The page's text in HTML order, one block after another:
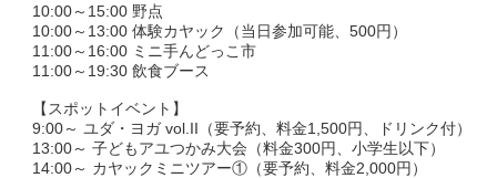
10:00～15:00 野点
10:00～13:00 体験カヤック（当日参加可能、500円）
11:00～16:00 ミニ手んどっこ市
11:00～19:30 飲食ブース
【スポットイベント】
9:00～ ユダ・ヨガ vol.II（要予約、料金1,500円、ドリンク付）
13:00～ 子どもアユつかみ大会（料金300円、小学生以下）
14:00～ カヤックミニツアー①（要予約、料金2,000円）